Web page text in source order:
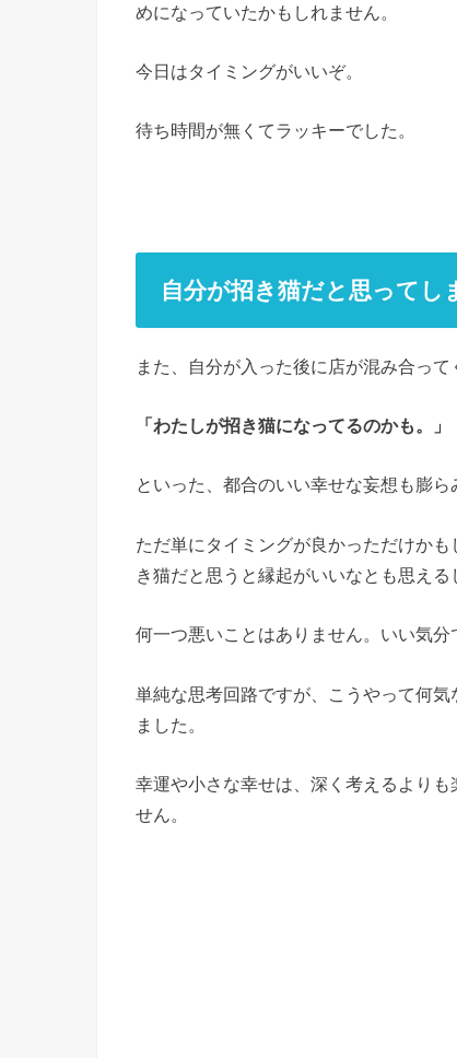
めになっていたかもしれません。
今日はタイミングがいいぞ。
待ち時間が無くてラッキーでした。
自分が招き猫だと思ってし
また、自分が入った後に店が混み合って
「わたしが招き猫になってるのかも。」
といった、都合のいい幸せな妄想も膨ら
ただ単にタイミングが良かっただけか
き猫だと思うと縁起がいいなとも思え
何一つ悪いことはありません。いい気分
単純な思考回路ですが、こうやって何
ました。
幸運や小さな幸せは、深く考えるより
せん。